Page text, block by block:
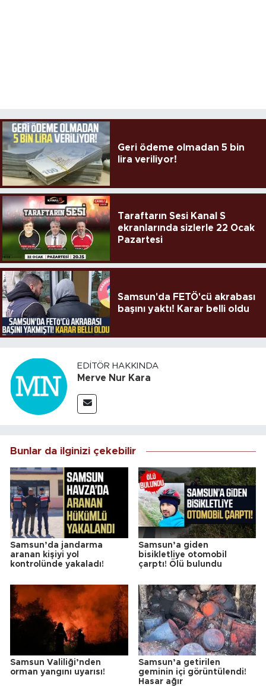
Geri ödeme olmadan 5 bin
lira veriliyor!
Taraftarın Sesi Kanal S
ekranlarında sizlerle 22 Ocak
Pazartesi
Samsun'da FETÖ'cü akrabası
başını yaktı! Karar belli oldu
EDITÖR HAKKINDA
Merve Nur Kara
Bunlar da ilginizi çekebilir
Samsun’da jandarma
aranan kişiyi yol
kontrolünde yakaladı!
Samsun’a giden
bisikletliye otomobil
çarptı! Ölü bulundu
Samsun Valiliği’nden
orman yangını uyarısı!
Samsun’a getirilen
geminin içi görüntülendi!
Hasar ağır